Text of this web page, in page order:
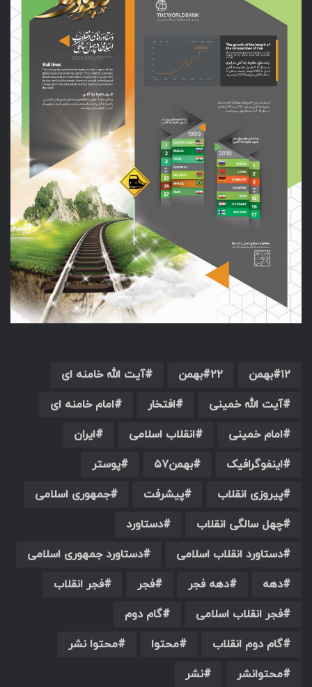
۱۲بهمن ۲۲بهمن
آیت الله خامنه ای
آیت الله خمینی
افتخار
امام خامنه ای
امام خمینی
انقلاب اسلامی
ایران
اینفوگرافیک
بهمن۵۷
پوستر
پیروزی انقلاب
پیشرفت
جمهوری اسلامی
چهل سالگی انقلاب
دستاورد
دستاورد انقلاب اسلامی
دستاورد جمهوری اسلامی
دهه
دهه فجر فجر
فجر انقلاب
فجر انقلاب اسلامی
گام دوم
گام دوم انقلاب
محتوا
محتوا نشر
محتوانشر
نشر